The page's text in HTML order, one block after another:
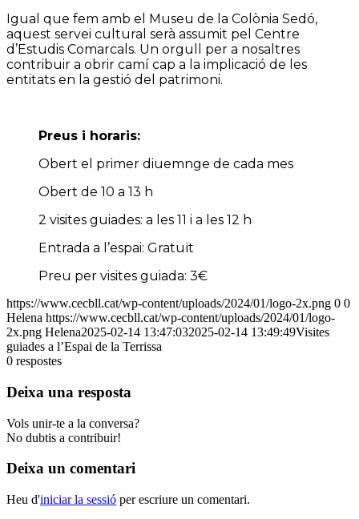
Igual que fem amb el Museu de la Colònia Sedó,
aquest servei cultural serà assumit pel Centre
d’Estudis Comarcals. Un orgull per a nosaltres
contribuir a obrir camí cap a la implicació de les
entitats en la gestió del patrimoni.
Preus i horaris:
Obert el primer diuemnge de cada mes
Obert de 10 a 13 h
2 visites guiades: a les 11 i a les 12 h
Entrada a l’espai: Gratuït
Preu per visites guiada: 3€
https://www.cecbll.cat/wp-content/uploads/2024/01/logo-2x.png 0 0
Helena https://www.cecbll.cat/wp-content/uploads/2024/01/logo-
2x.png Helena2025-02-14 13:47:032025-02-14 13:49:49Visites
guiades a l’Espai de la Terrissa
0 respostes
Deixa una resposta
Vols unir-te a la conversa?
No dubtis a contribuir!
Deixa un comentari
Heu d'iniciar la sessió per escriure un comentari.